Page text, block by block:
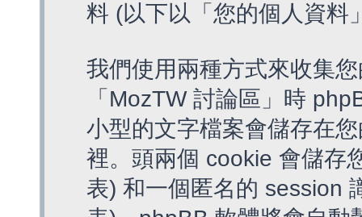
料 (以下以「您的個人資料
我們使用兩種方式來收集
「MozTW 討論區」時
小型的文字檔案會儲存在
裡。頭兩個 cookie 會儲存
表) 和一個匿名的 session